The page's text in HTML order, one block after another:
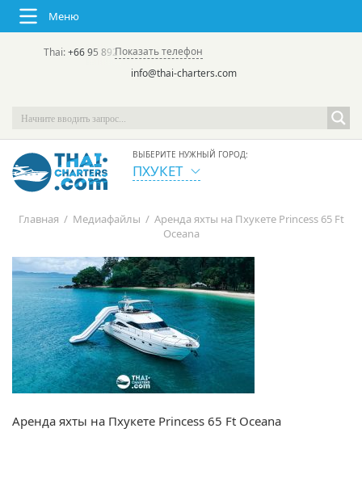
Меню
Thai:+66 95 892 7646(rus/eng) | в России:
Показать телефон
info@thai-charters.com
ВЫБЕРИТЕ НУЖНЫЙ ГОРОД:
ПХУКЕТ
Главная / Медиафайлы / Аренда яхты на Пхукете Princess 65 Ft
Oceana
Аренда яхты на Пхукете Princess 65 Ft Oceana